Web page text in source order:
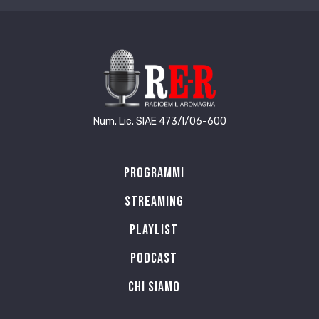
per un attimo mi sana, terapia
buona mollica per il cervello.
8 (intercapedine)
quando sono nella casa da sola
allora salgono alle orecchie
le tempeste sovrapposte
dei pensieri misti alle cose
miste agli appuntamenti mancati
Num. Lic. SIAE 473/I/06-600
Programmi
Streaming
Playlist
PODCAST
Chi siamo